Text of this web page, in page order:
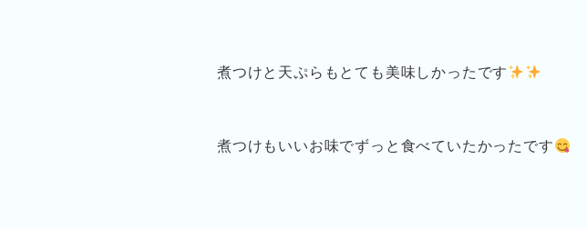
煮つけと天ぷらもとても美味しかったです
煮つけもいいお味でずっと食べていたかったです